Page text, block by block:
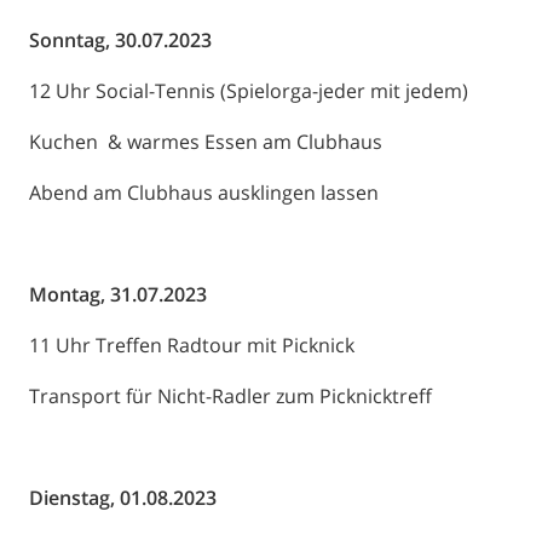
Sonntag, 30.07.2023
12 Uhr Social-Tennis (Spielorga-jeder mit jedem)
Kuchen & warmes Essen am Clubhaus
Abend am Clubhaus ausklingen lassen
Montag, 31.07.2023
11 Uhr Treffen Radtour mit Picknick
Transport für Nicht-Radler zum Picknicktreff
Dienstag, 01.08.2023